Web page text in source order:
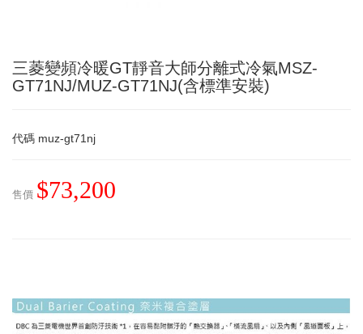
三菱變頻冷暖GT靜音大師分離式冷氣MSZ-
GT71NJ/MUZ-GT71NJ(含標準安裝)
代碼 muz-gt71nj
售價 $73,200